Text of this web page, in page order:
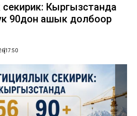
Кыргызстанда
90дон ашык долбоор
17:50